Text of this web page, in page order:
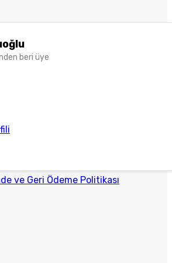
beri üye
ve Geri Ödeme Politikası